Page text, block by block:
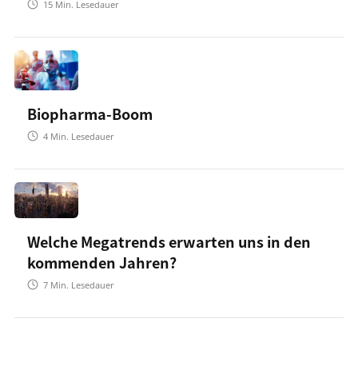
15 Min. Lesedauer
Biopharma-Boom
4 Min. Lesedauer
Welche Megatrends erwarten uns in den
kommenden Jahren?
7 Min. Lesedauer